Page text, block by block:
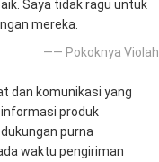
Saya tidak ragu untuk
mereka.
—— Pokoknya Violah
dan komunikasi yang
produk
purna
waktu pengiriman